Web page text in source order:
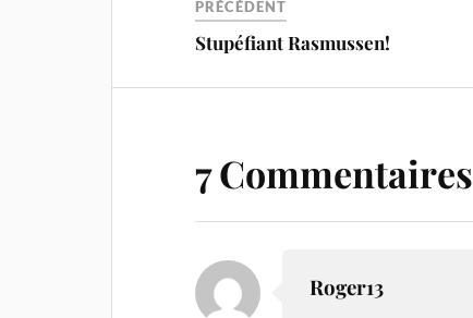
PRÉCÉDENT
Stupéfiant Rasmussen!
7 Commentaires
Roger13